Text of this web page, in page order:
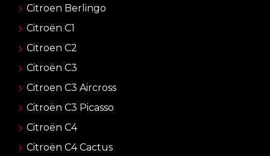
Citroen Berlingo
Citroën C1
Citroen C2
Citroën C3
Citroen C3 Aircross
Citroën C3 Picasso
Citroën C4
Citroën C4 Cactus